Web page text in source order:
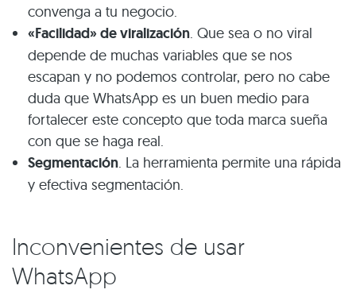
convenga a tu negocio.
«Facilidad» de viralización . Que sea o no viral
depende de muchas variables que se nos
escapan y no podemos controlar, pero no cabe
duda que WhatsApp es un buen medio para
fortalecer este concepto que toda marca sueña
con que se haga real.
Segmentación . La herramienta permite una rápida
y efectiva segmentación.
Inconvenientes de usar
WhatsApp